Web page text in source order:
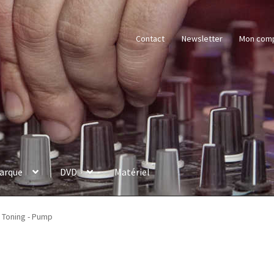
Contact Newsletter Mon
DVD Matériel
Toning - Pump